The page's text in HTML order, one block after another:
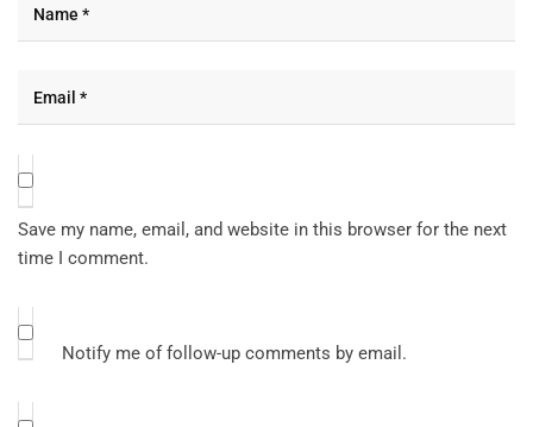
Save my name, email, and website in this browser for the next
time I comment.
Notify me of follow-up comments by email.